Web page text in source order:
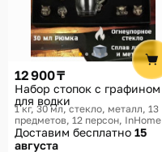
12 900 ₸
Набор стопок с графином
для водки
1 кг, 30 мл, стекло, металл, 13
предметов, 12 персон InHome
Доставим бесплатно 15
августа